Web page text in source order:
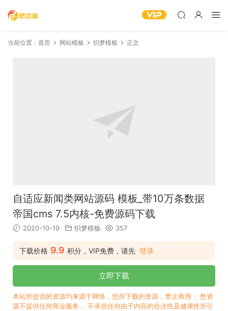
当前位置： 首页 网站模板 织梦模板 正文
自适应新闻类网站源码 模板_带10万条数据
帝国cms 7.5内核-免费源码下载
2020-10-19 织梦模板 357
下载价格 9.9 积分，VIP免费，请先 登录
立即下载
本站所提供的资源均来源于网络，您所下载的资源，禁止商用； 愁资
源不提供任何商业服务， 不承担任何由于内容的合法性及健康性所引